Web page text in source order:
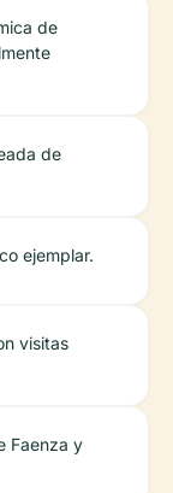
de
de
ejemplar.
visitas
Faenza y